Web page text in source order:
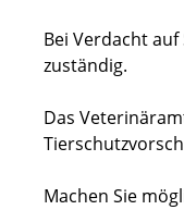
Bei Verdacht
zuständig.
Das
Machen Sie